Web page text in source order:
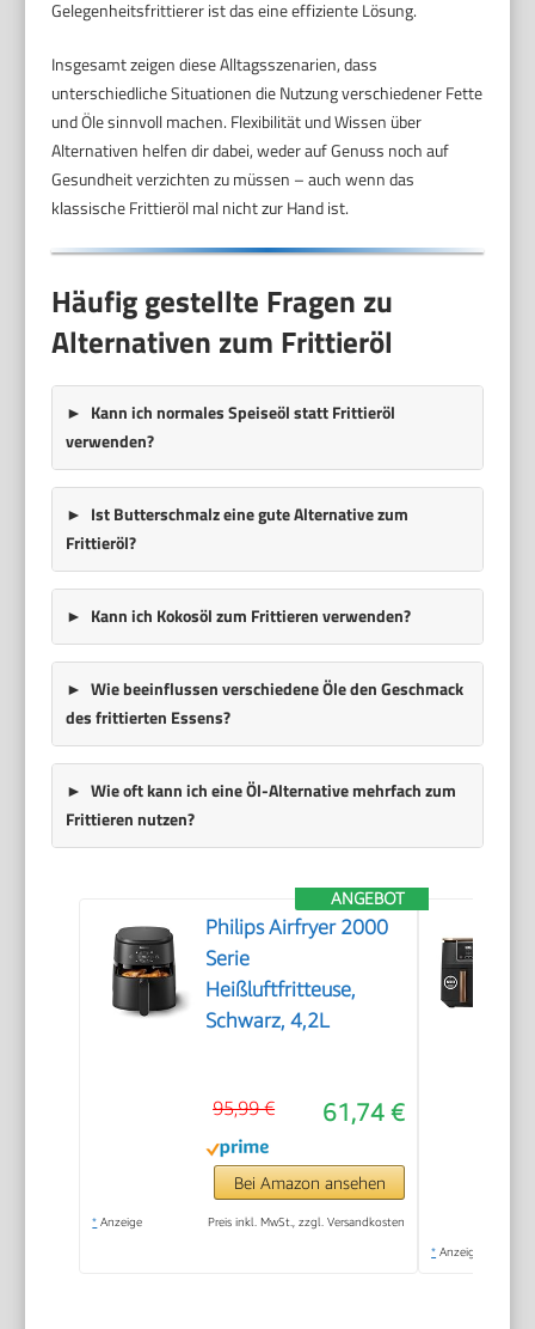
Gelegenheitsfrittierer ist das eine effiziente Lösung.
Insgesamt zeigen diese Alltagsszenarien, dass
unterschiedliche Situationen die Nutzung verschiedener Fette
und Öle sinnvoll machen. Flexibilität und Wissen über
Alternativen helfen dir dabei, weder auf Genuss noch auf
Gesundheit verzichten zu müssen – auch wenn das
klassische Frittieröl mal nicht zur Hand ist.
Häufig gestellte Fragen zu
Alternativen zum Frittieröl
Kann ich normales Speiseöl statt Frittieröl
verwenden?
Ist Butterschmalz eine gute Alternative zum
Frittieröl?
Kann ich Kokosöl zum Frittieren verwenden?
Wie beeinflussen verschiedene Öle den Geschmack
des frittierten Essens?
Wie oft kann ich eine Öl-Alternative mehrfach zum
Frittieren nutzen?
ANGEBOT
Philips Airfryer 2000
Serie
Heißluftfritteuse,
Schwarz, 4,2L
61,74 €
95,99 €
Bei Amazon ansehen
* Anzeige Preis inkl. MwSt., zzgl. Versandkosten
* Anzeige